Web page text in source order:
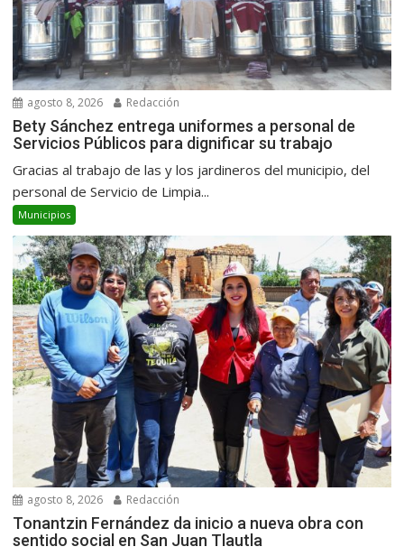
agosto 8, 2026 Redacción
Bety Sánchez entrega uniformes a personal de
Servicios Públicos para dignificar su trabajo
Gracias al trabajo de las y los jardineros del municipio, del
personal de Servicio de Limpia...
Municipios
agosto 8, 2026 Redacción
Tonantzin Fernández da inicio a nueva obra con
sentido social en San Juan Tlautla